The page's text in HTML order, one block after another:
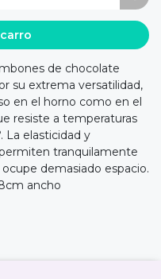
de chocolate
su extrema versatilidad,
en el horno como en el
resiste a temperaturas
La elasticidad y
tranquilamente
demasiado espacio.
ancho